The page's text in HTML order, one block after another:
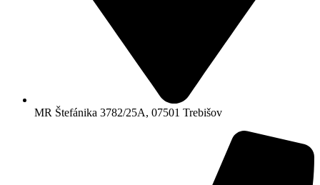
MR Štefánika 3782/25A, 07501 Trebišov